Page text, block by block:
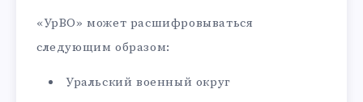
«УрВО» может расшифровываться
следующим образом:
Уральский военный округ